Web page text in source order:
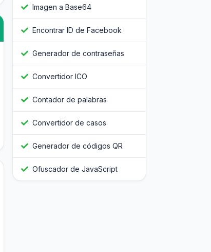
Imagen a Base64
Encontrar ID de Facebook
Generador de contraseñas
Convertidor ICO
Contador de palabras
Convertidor de casos
Generador de códigos QR
Ofuscador de JavaScript